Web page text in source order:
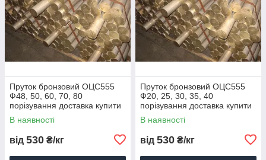
Пруток бронзовий ОЦС555
Ф48, 50, 60, 70, 80
порізування доставка купити
ціна
В наявності
від 530 ₴/кг
Пруток бронзовий ОЦС555
Ф20, 25, 30, 35, 40
порізування доставка купити
ціна
В наявності
від 530 ₴/кг